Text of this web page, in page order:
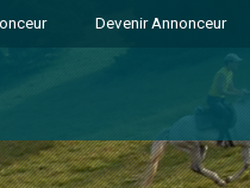
Devenir Annonceur